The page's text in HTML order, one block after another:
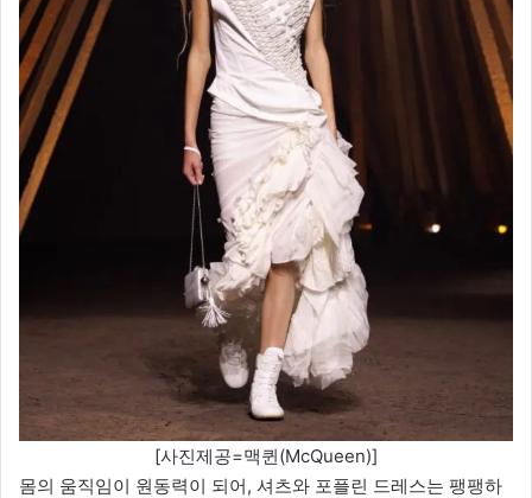
[사진제공=맥퀸(McQueen)]
몸의 움직임이 원동력이 되어, 셔츠와 포플린 드레스는 팽팽하